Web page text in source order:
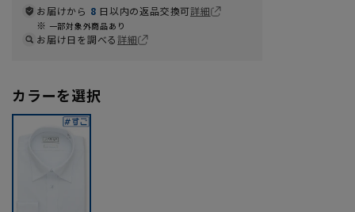
お届けから 8 日以内の返品交換可詳細
一部対象外商品あり
お届け日を調べる詳細
カラーを選択